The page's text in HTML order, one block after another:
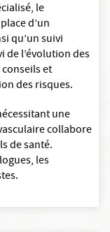
le
d’un
qu’un suivi
de l’évolution des
et
des risques.
une
collabore
de santé.
les